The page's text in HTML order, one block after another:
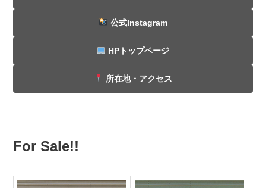
公式Instagram
HPトップページ
所在地・アクセス
For Sale!!